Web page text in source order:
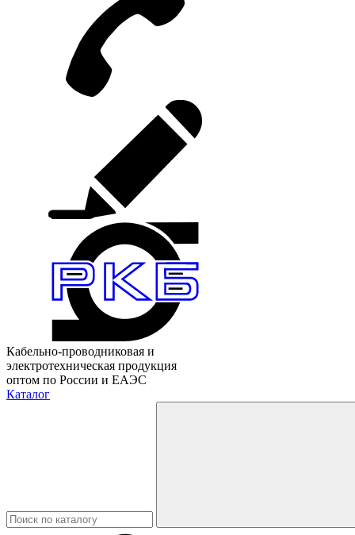
Кабельно-проводниковая и
электротехническая продукция
оптом по России и ЕАЭС
Каталог